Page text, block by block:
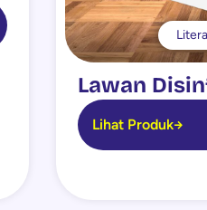
Lawan
Lihat Produk